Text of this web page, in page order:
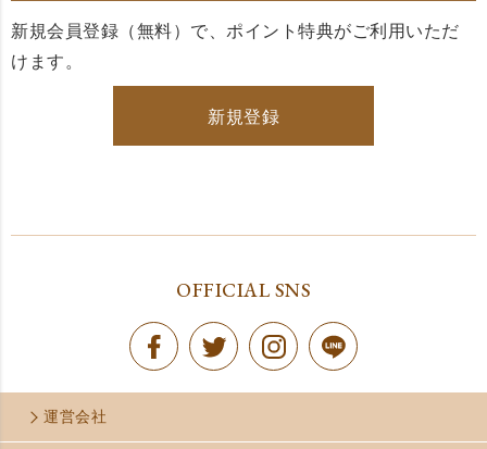
新規会員登録（無料）で、ポイント特典がご利用いただ
けます。
新規登録
OFFICIAL SNS
運営会社